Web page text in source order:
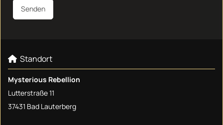
 Standort
Mysterious Rebellion
Lutterstraße 11
37431 Bad Lauterberg